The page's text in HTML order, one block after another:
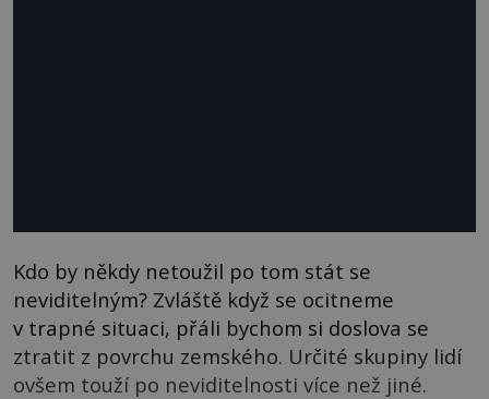
Kdo by někdy netoužil po tom stát se
neviditelným? Zvláště když se ocitneme
v trapné situaci, přáli bychom si doslova se
ztratit z povrchu zemského. Určité skupiny lidí
ovšem touží po neviditelnosti více než jiné.